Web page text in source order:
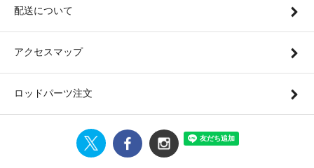
配送について
アクセスマップ
ロッドパーツ注文